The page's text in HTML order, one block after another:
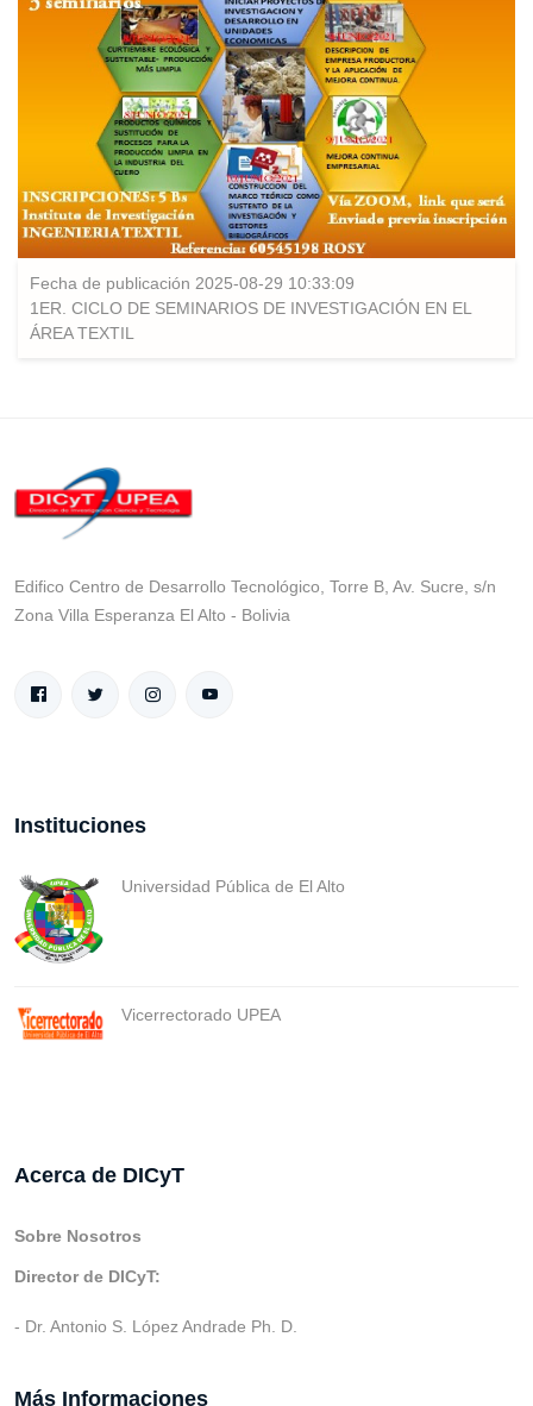
Fecha de publicación 2025-08-29 10:33:09
1ER. CICLO DE SEMINARIOS DE INVESTIGACIÓN EN EL
ÁREA TEXTIL
Edifico Centro de Desarrollo Tecnológico, Torre B, Av. Sucre, s/n
Zona Villa Esperanza El Alto - Bolivia
Instituciones
Universidad Pública de El Alto
Vicerrectorado UPEA
Acerca de DICyT
Sobre Nosotros
Director de DICyT:
- Dr. Antonio S. López Andrade Ph. D.
Más Informaciones